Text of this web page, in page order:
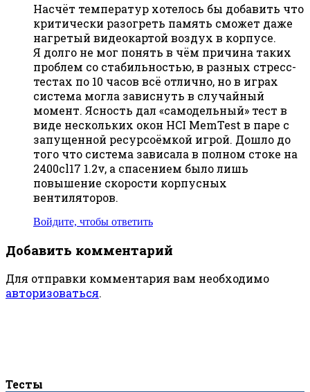
Насчёт температур хотелось бы добавить что
критически разогреть память сможет даже
нагретый видеокартой воздух в корпусе.
Я долго не мог понять в чём причина таких
проблем со стабильностью, в разных стресс-
тестах по 10 часов всё отлично, но в играх
система могла зависнуть в случайный
момент. Ясность дал «самодельный» тест в
виде нескольких окон HCI MemTest в паре с
запущенной ресурсоёмкой игрой. Дошло до
того что система зависала в полном стоке на
2400cl17 1.2v, а спасением было лишь
повышение скорости корпусных
вентиляторов.
Войдите, чтобы ответить
Добавить комментарий
Для отправки комментария вам необходимо
авторизоваться.
Тесты